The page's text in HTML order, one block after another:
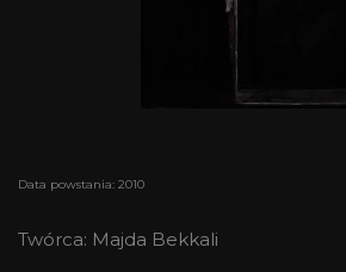
Data powstania: 2010
Twórca: Majda Bekkali